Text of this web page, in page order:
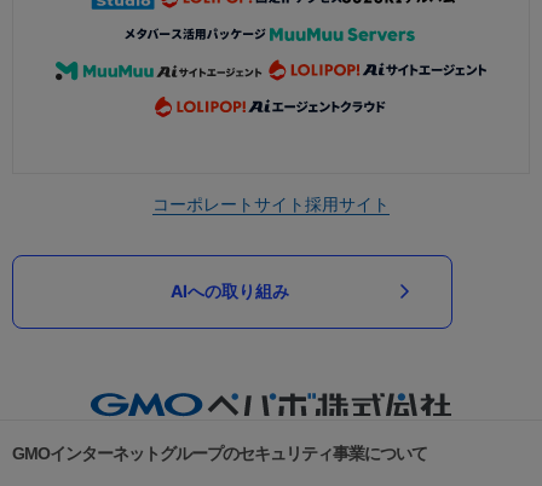
コーポレートサイト採用サイト
AIへの取り組み
GMOインターネットグループのセキュリティ事業について